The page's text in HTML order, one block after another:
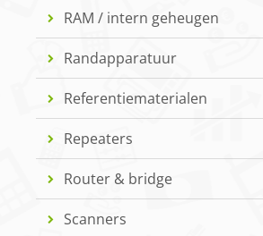
RAM / intern geheugen
Randapparatuur
Referentiematerialen
Repeaters
Router & bridge
Scanners